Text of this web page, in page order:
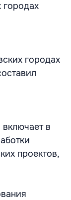
городах
городах
включает в
проектов,